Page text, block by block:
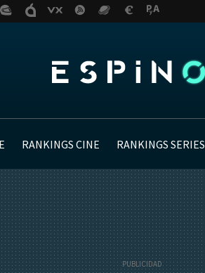
RANKINGS CINE RANKINGS SERIES